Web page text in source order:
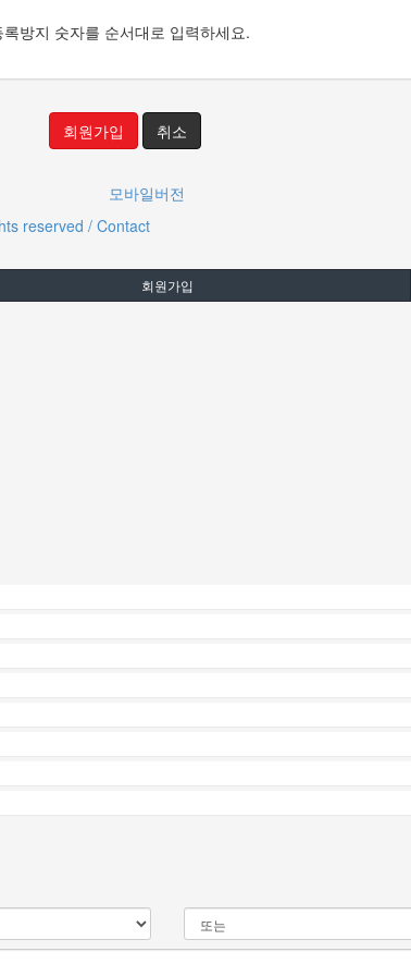
록방지 숫자를 순서대로 입력하세요.
회원가입 취소
모바일버전
reserved / Contact
회원가입